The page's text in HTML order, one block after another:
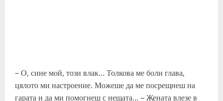
– О, сине мой, този влак… Толкова ме боли глава,
цялото ми настроение. Можеше да ме посрещнеш на
гарата и да ми помогнеш с нещата… – Жената влезе в